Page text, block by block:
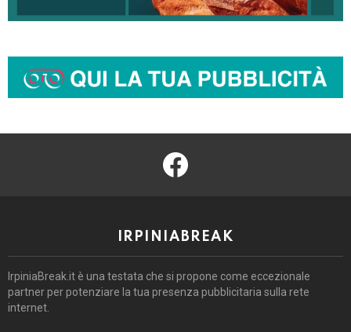
facebook
IRPINIABREAK
IrpiniaBreak.it è una testata che si propone come eccezionale
partner per potenziare la tua presenza pubblicitaria sulla rete
internet.